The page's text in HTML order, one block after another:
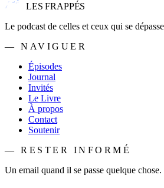
LES FRAPPÉS
Le podcast de celles et ceux qui se
— NAVIGUER
Épisodes
Journal
Invités
Le Livre
À propos
Contact
Soutenir
— RESTER INFORMÉ
Un email quand il se passe quelque chose.